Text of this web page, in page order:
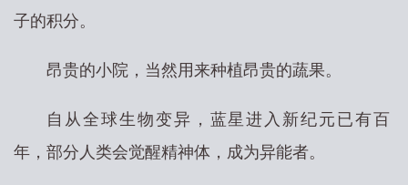
子的积分。
昂贵的小院，当然用来种植昂贵的蔬果。
自从全球生物变异，蓝星进入新纪元已有百
年，部分人类会觉醒精神体，成为异能者。